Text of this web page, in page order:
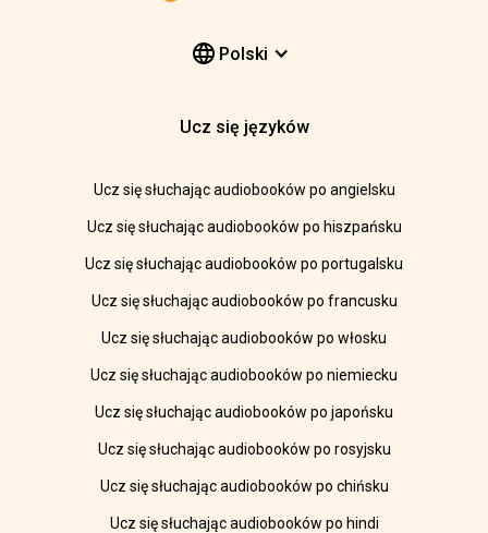
Polski
Ucz się języków
Ucz się słuchając audiobooków po angielsku
Ucz się słuchając audiobooków po hiszpańsku
Ucz się słuchając audiobooków po portugalsku
Ucz się słuchając audiobooków po francusku
Ucz się słuchając audiobooków po włosku
Ucz się słuchając audiobooków po niemiecku
Ucz się słuchając audiobooków po japońsku
Ucz się słuchając audiobooków po rosyjsku
Ucz się słuchając audiobooków po chińsku
Ucz się słuchając audiobooków po hindi